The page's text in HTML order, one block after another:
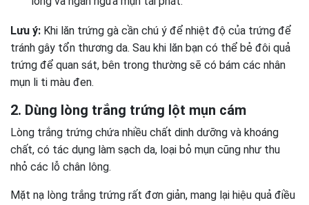
Lưu ý: Khi lăn trứng gà cần chú ý để nhiệt độ của trứng để
tránh gây tổn thương da. Sau khi lăn bạn có thể bẻ đôi quả
trứng để quan sát, bên trong thường sẽ có bám các nhân
mụn li ti màu đen.
2. Dùng lòng trắng trứng lột mụn cám
Lòng trắng trứng chứa nhiều chất dinh dưỡng và khoáng
chất, có tác dụng làm sạch da, loại bỏ mụn cũng như thu
nhỏ các lỗ chân lông.
Mặt nạ lòng trắng trứng rất đơn giản, mang lại hiệu quả điều